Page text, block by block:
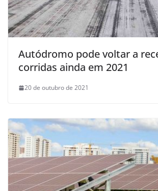
Autódromo pode voltar a
corridas ainda em 2021
20 de outubro de 2021